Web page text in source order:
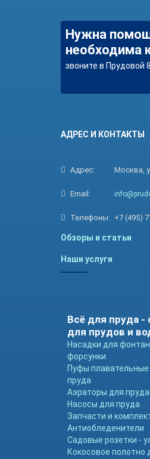
Нужна
необходима
звоните в Прудовой
АДРЕС И КОНТАКТЫ
Адрес: Москва,
Email:
Телефоны: +7 (495)
Обзоры и статьи
Наши услуги
Всё для пруда -
для прудов и
Насадки для
форсунки
Пуфы плавательные
пруда
Аэраторы для
Насосы для пруда
Запчасти и
Антиобледенители
Садовые розетки -
Кокосовое полотно